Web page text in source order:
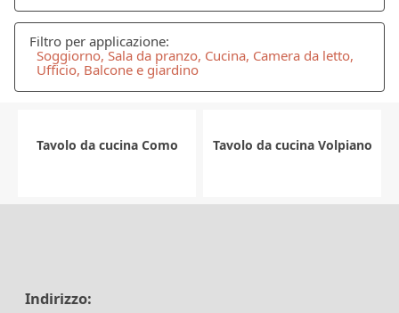
Filtro per applicazione:
Soggiorno, Sala da pranzo, Cucina, Camera da letto,
Ufficio, Balcone e giardino
Tavolo da cucina Como Tavolo da cucina Volpiano
Indirizzo: